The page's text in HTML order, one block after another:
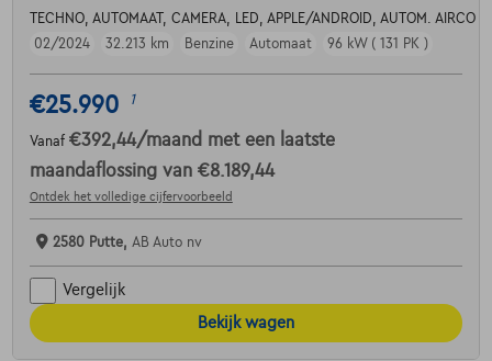
TECHNO, AUTOMAAT, CAMERA, LED, APPLE/ANDROID, AUTOM. AIRCO
02/2024
32.213 km Benzine Automaat 96 kW ( 131 PK )
€25.990 1
Vanaf €392,44/maand met een laatste
maandaflossing van €8.189,44
Ontdek het volledige cijfervoorbeeld
2580 Putte, AB Auto nv
Vergelijk
Bekijk wagen